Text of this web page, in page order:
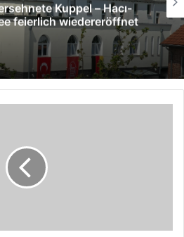
Kuppel – Hacı-
feierlich wiedereröffnet